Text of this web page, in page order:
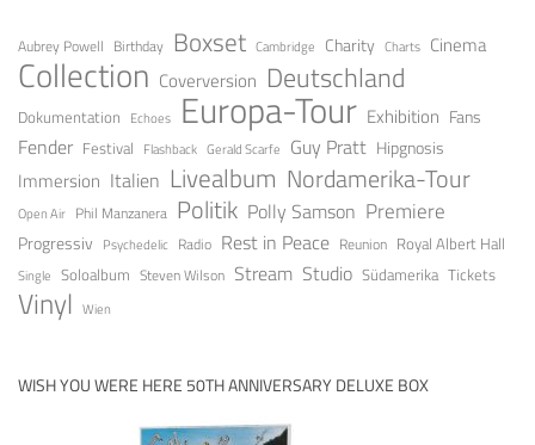
Aubrey Powell Birthday Boxset Cambridge Charity Charts Cinema
Collection Coverversion Deutschland
Dokumentation Echoes Europa-Tour Exhibition Fans
Fender Festival Flashback Gerald Scarfe Guy Pratt Hipgnosis
Immersion Italien Livealbum Nordamerika-Tour
Open Air Phil Manzanera Politik Polly Samson Premiere
Progressiv Psychedelic Radio Rest in Peace Reunion Royal Albert Hall
Single Soloalbum Steven Wilson Stream Studio Südamerika Tickets
Vinyl Wien
WISH YOU WERE HERE 50TH ANNIVERSARY DELUXE BOX